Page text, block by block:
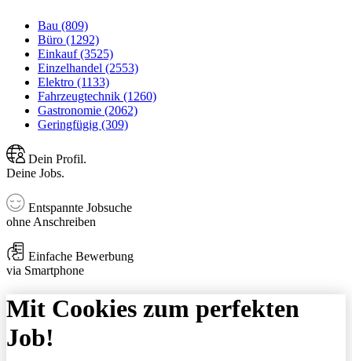
Bau (809)
Büro (1292)
Einkauf (3525)
Einzelhandel (2553)
Elektro (1133)
Fahrzeugtechnik (1260)
Gastronomie (2062)
Geringfügig (309)
Dein Profil.
Deine Jobs.
Entspannte Jobsuche
ohne Anschreiben
Einfache Bewerbung
via Smartphone
Mit Cookies zum perfekten
Job!